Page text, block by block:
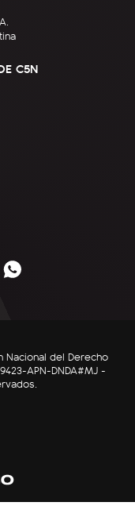
C5N
Nacional del Derecho
APN-DNDA#MJ -